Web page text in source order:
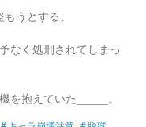
うとする。
なく処刑されてしまっ
を抱えていた_____。